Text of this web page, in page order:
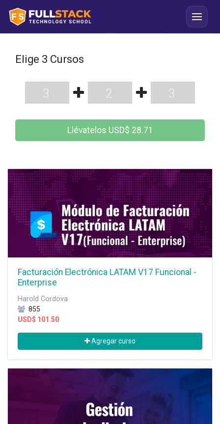
Elige 3 Cursos
3 2 3
Llévatelos USD$ 28.71
Facturación Electrónica LATAM V17 Funcional -
Enterprise
Harold Cordova
855
USD$ 101.50
Agregar curso